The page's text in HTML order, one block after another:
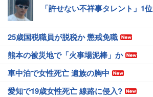
「許せない不祥事タレント」1位
25歳国税職員が脱税か 懲戒免職
熊本の被災地で「火事場泥棒」か
車中泊で女性死亡 遺族の胸中
愛知で19歳女性死亡 線路に侵入?